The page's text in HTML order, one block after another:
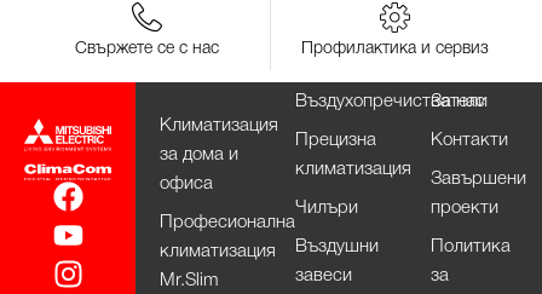
Свържете се с нас Профилактика и сервиз
Климатизация
за дома и
офиса
Професионална
климатизация
Mr.Slim
Въздухопречистватели
Прецизна
климатизация
Чилъри
Въздушни
завеси
За нас
Контакти
Завършени
проекти
Политика
за